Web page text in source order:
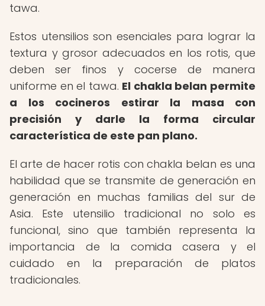
tawa.
Estos utensilios son esenciales para lograr la
textura y grosor adecuados en los rotis, que
deben ser finos y cocerse de manera
uniforme en el tawa. El chakla belan permite
a los cocineros estirar la masa con
precisión y darle la forma circular
característica de este pan plano.
El arte de hacer rotis con chakla belan es una
habilidad que se transmite de generación en
generación en muchas familias del sur de
Asia. Este utensilio tradicional no solo es
funcional, sino que también representa la
importancia de la comida casera y el
cuidado en la preparación de platos
tradicionales.